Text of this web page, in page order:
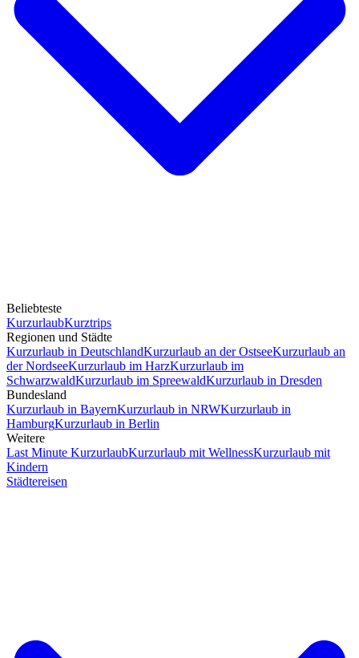
Beliebteste
KurzurlaubKurztrips
Regionen und Städte
Kurzurlaub in DeutschlandKurzurlaub an der OstseeKurzurlaub an
der NordseeKurzurlaub im HarzKurzurlaub im
SchwarzwaldKurzurlaub im SpreewaldKurzurlaub in Dresden
Bundesland
Kurzurlaub in BayernKurzurlaub in NRWKurzurlaub in
HamburgKurzurlaub in Berlin
Weitere
Last Minute KurzurlaubKurzurlaub mit WellnessKurzurlaub mit
Kindern
Städtereisen